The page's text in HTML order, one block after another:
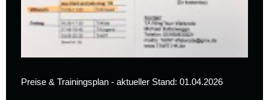
Preise & Trainingsplan - aktueller Stand: 01.04.2026